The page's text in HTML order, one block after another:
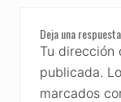
Deja una respuesta
Tu dirección
publicada.
marcados